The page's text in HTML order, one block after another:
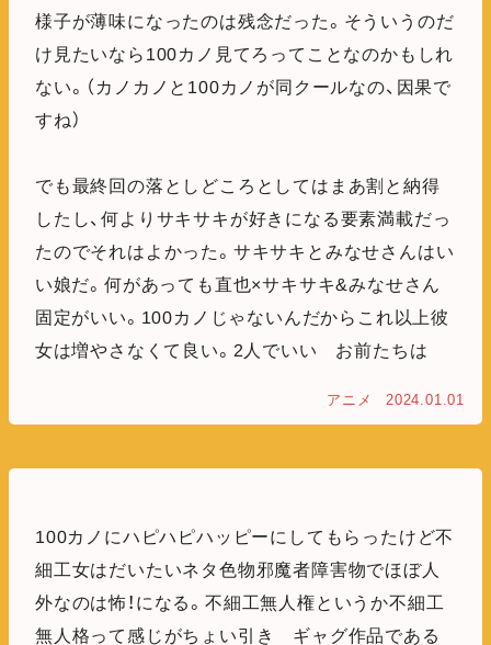
様子が薄味になったのは残念だった。そういうのだ
け見たいなら100カノ見てろってことなのかもしれ
ない。（カノカノと100カノが同クールなの、因果で
すね）
でも最終回の落としどころとしてはまあ割と納得
したし、何よりサキサキが好きになる要素満載だっ
たのでそれはよかった。サキサキとみなせさんはい
い娘だ。何があっても直也×サキサキ&みなせさん
固定がいい。100カノじゃないんだからこれ以上彼
女は増やさなくて良い。2人でいい お前たちは
アニメ 2024.01.01
100カノにハピハピハッピーにしてもらったけど不
細工女はだいたいネタ色物邪魔者障害物でほぼ人
外なのは怖！になる。不細工無人権というか不細工
無人格って感じがちょい引き ギャグ作品である